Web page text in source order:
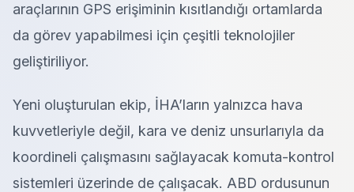
araçlarının GPS erişiminin kısıtlandığı ortamlarda
da görev yapabilmesi için çeşitli teknolojiler
geliştiriliyor.
Yeni oluşturulan ekip, İHA’ların yalnızca hava
kuvvetleriyle değil, kara ve deniz unsurlarıyla da
koordineli çalışmasını sağlayacak komuta-kontrol
sistemleri üzerinde de çalışacak. ABD ordusunun